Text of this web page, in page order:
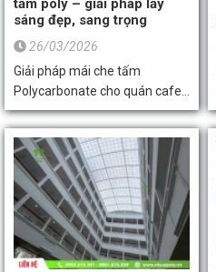
nhiều người chưa hiểu rõ về
dòng vật liệu này. Vậy thì hãy
cùng Toàn Thắng Sài Gòn tìm
hiểu tấm nhựa kỹ thuật HDPE
là gì? Đặc tính và ứng dụng ra
sao ngay trong bài viết dưới
đây nhé.
sáng đẹp, sang trọng
26/03/2026
Giải pháp mái che tấm
Polycarbonate cho quán cafe
giúp lấy sáng tự nhiên, chống
nóng hiệu quả, tăng tính thẩm
mỹ và tối ưu không gian kinh
doanh.